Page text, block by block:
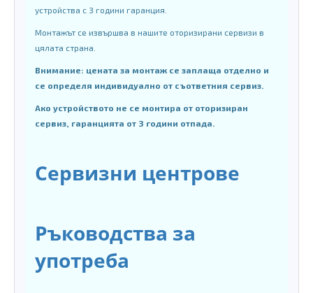
устройства с 3 години гаранция.
Монтажът се извършва в нашите оторизирани сервизи в
цялата страна.
Внимание: цената за монтаж се заплаща отделно и
се определя индивидуално от съответния сервиз.
Ако устройството не се монтира от оторизиран
сервиз, гаранцията от 3 години отпада.
Сервизни центрове
Ръководства за
употреба